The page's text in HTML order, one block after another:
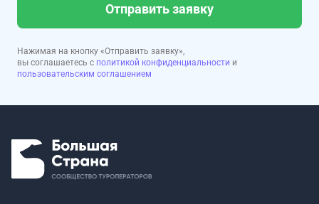
Отправить заявку
Нажимая на кнопку «Отправить заявку»,
вы соглашаетесь с политикой конфиденциальности и
пользовательским соглашением